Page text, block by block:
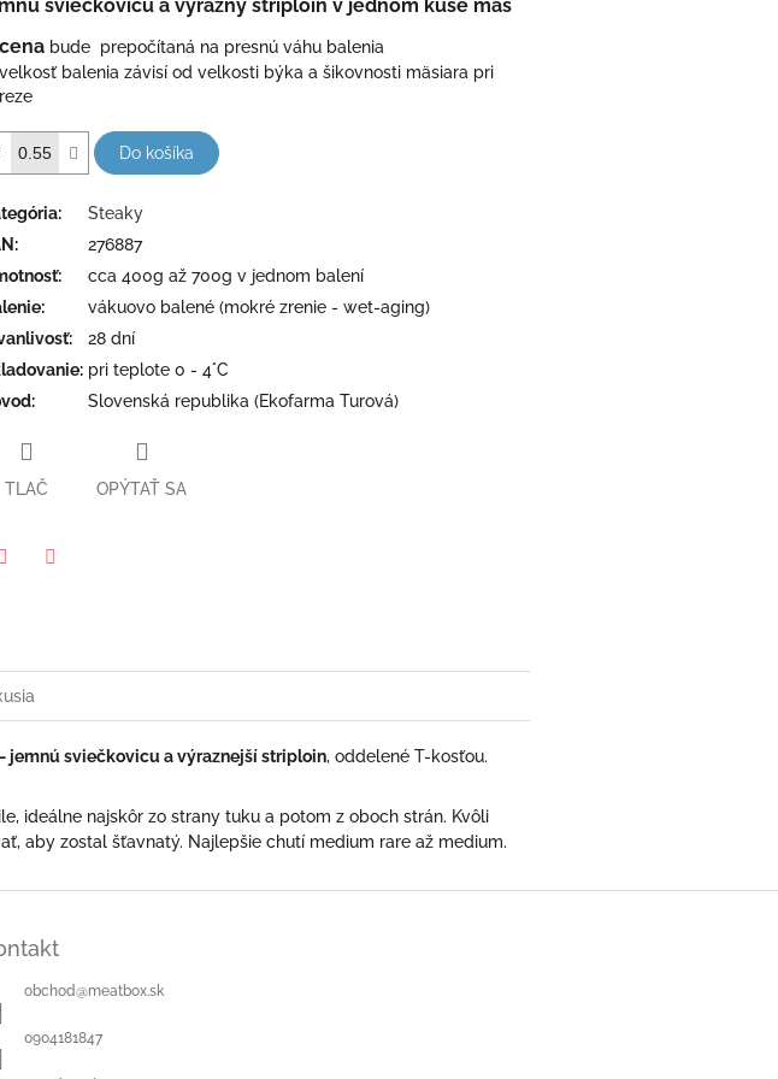
sviečkovicu a výrazný striploin v jednom kuse mäs
cena bude prepočítaná na presnú váhu balenia
velkosť balenia závisí od velkosti býka a šikovnosti mäsiara pri
reze
Do košíka
:
Steaky
:
276887
:
cca 400g až 700g v jednom balení
:
vákuovo balené (mokré zrenie - wet-aging)
:
28 dní
: pri teplote 0 - 4°C
: Slovenská republika (Ekofarma Turová)
TLAČ OPÝTAŤ SA
jemnú sviečkovicu a výraznejší striploin, oddelené T-kosťou.
ideálne najskôr zo strany tuku a potom z oboch strán. Kvôli
aby zostal šťavnatý. Najlepšie chutí medium rare až medium.
obchod@meatbox.sk
0904181847